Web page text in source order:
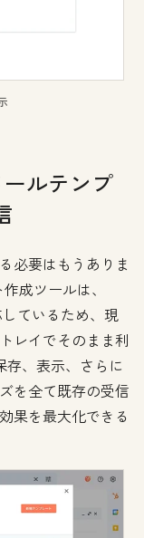
ルテンプ
必要はもうありま
成ツールは、
ているため、現
レイでそのまま利
存、表示、さらに
を全て既存の受信
果を最大化できる